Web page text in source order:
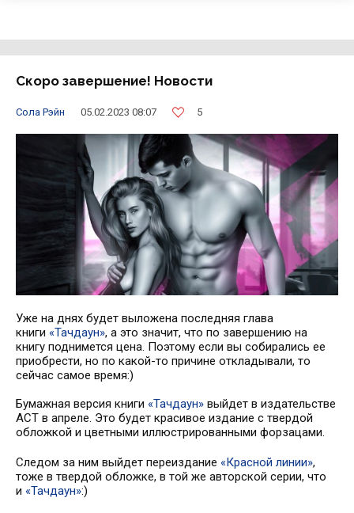
Скоро завершение! Новости
Сола Рэйн 05.02.2023 08:07 5
Уже на днях будет выложена последняя глава
книги «Тачдаун», а это значит, что по завершению на
книгу поднимется цена. Поэтому если вы собирались ее
приобрести, но по какой-то причине откладывали, то
сейчас самое время:)
Бумажная версия книги «Тачдаун» выйдет в издательстве
АСТ в апреле. Это будет красивое издание с твердой
обложкой и цветными иллюстрированными форзацами.
Следом за ним выйдет переиздание «Красной линии»,
тоже в твердой обложке, в той же авторской серии, что
и «Тачдаун»:)